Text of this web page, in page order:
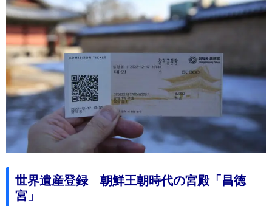
世界遺産登録 朝鮮王朝時代の宮殿「昌徳
宮」